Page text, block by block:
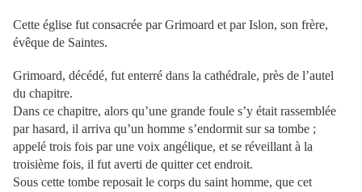
Cette église fut consacrée par Grimoard et par Islon, son frère,
évêque de Saintes.
Grimoard, décédé, fut enterré dans la cathédrale, près de l’autel
du chapitre.
Dans ce chapitre, alors qu’une grande foule s’y était rassemblée
par hasard, il arriva qu’un homme s’endormit sur sa tombe ;
appelé trois fois par une voix angélique, et se réveillant à la
troisième fois, il fut averti de quitter cet endroit.
Sous cette tombe reposait le corps du saint homme, que cet